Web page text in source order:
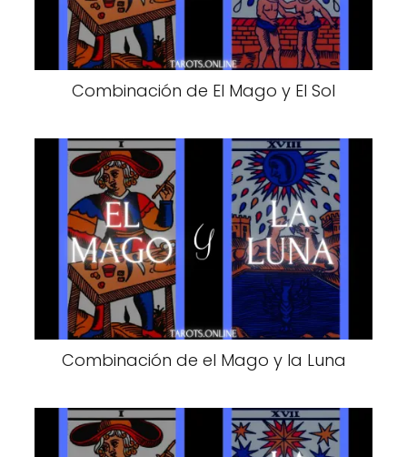
Combinación de El Mago y El Sol
Combinación de el Mago y la Luna